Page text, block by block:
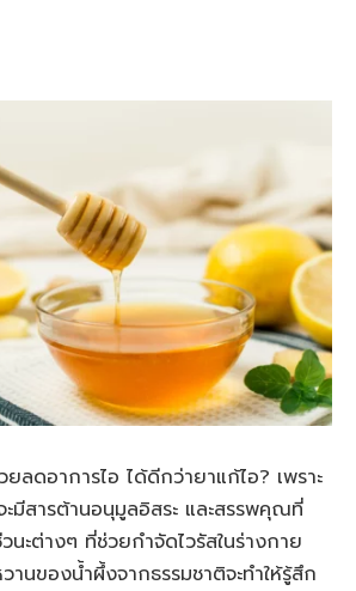
ลดอาการไอ ได้ดีกว่ายาแก้ไอ? เพราะ
มีสารต้านอนุมูลอิสระ และสรรพคุณที่
นะต่างๆ ที่ช่วยกำจัดไวรัสในร่างกาย
านของน้ำผึ้งจากธรรมชาติจะทำให้รู้สึก